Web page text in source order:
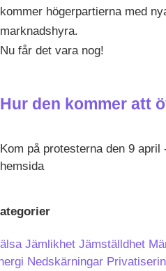
kommer högerpartierna med
marknadshyra.
Nu får det vara nog!
Hur den kommer att
Kom på protesterna den 9
hemsida
Jämlikhet Jämställdhet
Nedskärningar